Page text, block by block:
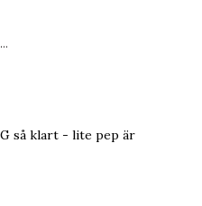
så klart - lite pep är